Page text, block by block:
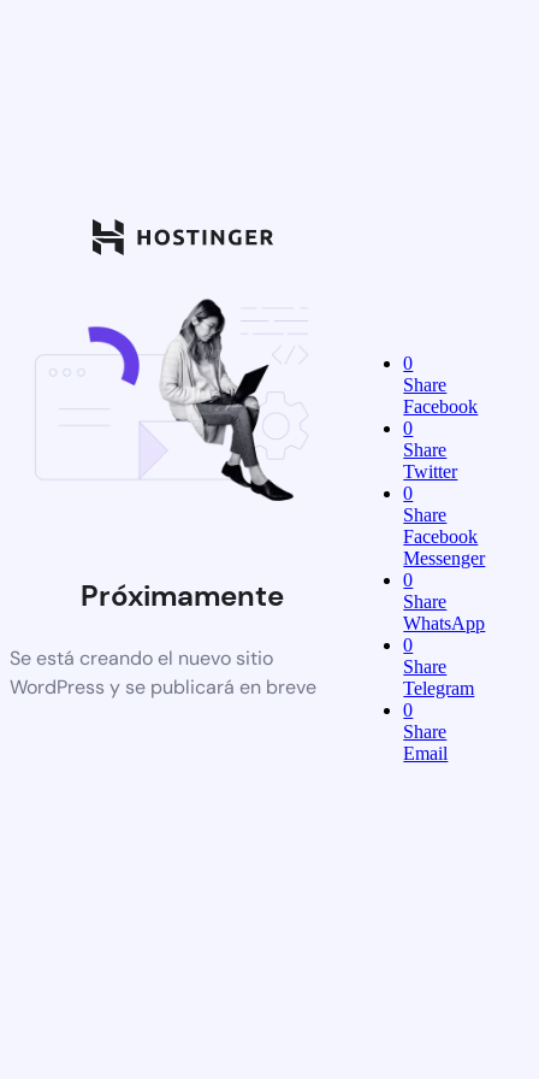
Próximamente
Se está creando el nuevo sitio
WordPress y se publicará en breve
0
Share
Facebook
0
Share
Twitter
0
Share
Facebook
Messenger
0
Share
WhatsApp
0
Share
Telegram
0
Share
Email